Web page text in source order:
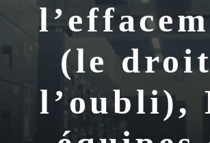
(le
l’oubli),